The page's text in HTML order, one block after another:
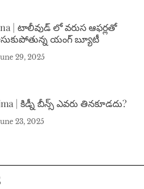
| టాలీవుడ్ లో వరుస ఆఫర్లతో
యంగ్ బ్యూటీ
29, 2025
| కిడ్నీ బీన్స్ ఎవరు తినకూడదు?
23, 2025